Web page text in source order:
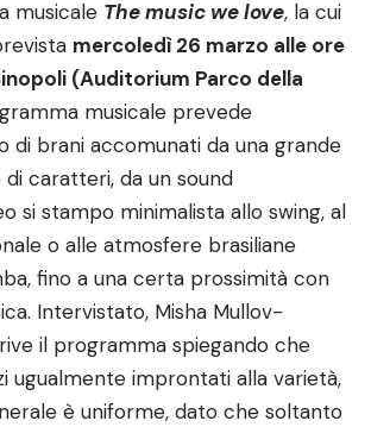
musicale The music we love, la cui
mercoledì 26 marzo alle ore
(Auditorium Parco della
musicale prevede
di brani accomunati da una grande
caratteri, da un sound
si stampo minimalista allo swing, al
o alle atmosfere brasiliane
fino a una certa prossimità con
Intervistato, Misha Mullov-
il programma spiegando che
ugualmente improntati alla varietà,
è uniforme, dato che soltanto